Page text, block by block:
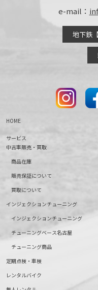
e-mail：
地下鉄
HOME
サービス
中古車販売・買取
商品在庫
販売保証について
買取について
インジェクションチューニング
インジェクションチューニング
チューニングベース名古屋
チューニング商品
定期点検・車検
レンタルバイク